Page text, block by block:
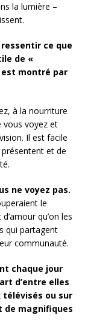
la lumière –
ce que
de «
est montré par
à la nourriture
vous voyez et
Il est facile
et de
ne voyez pas.
le
qu’on les
qui partagent
communauté.
chaque jour
d’entre elles
télévisés ou sur
de magnifiques